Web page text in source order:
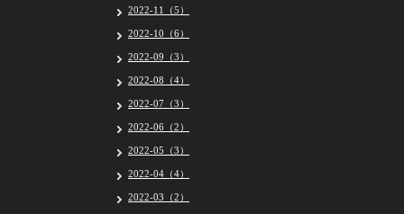
2022-11（5）
2022-10（6）
2022-09（3）
2022-08（4）
2022-07（3）
2022-06（2）
2022-05（3）
2022-04（4）
2022-03（2）